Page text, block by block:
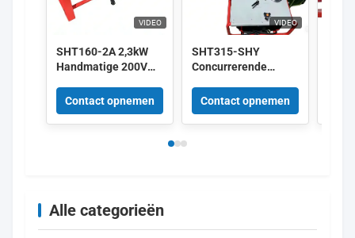
VIDEO
SHT160-2A 2,3kW
Handmatige 200V
Stomplaslasmachine
Hoge Efficiëntie
Contact opnemen
VIDEO
SHT315-SHY
Concurrerende
volledig
hydraulische
stomplasmachine
Contact opnemen
Alle categorieën